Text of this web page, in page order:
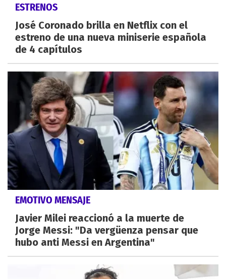
ESTRENOS
José Coronado brilla en Netflix con el
estreno de una nueva miniserie española
de 4 capítulos
EMOTIVO MENSAJE
Javier Milei reaccionó a la muerte de
Jorge Messi: "Da vergüenza pensar que
hubo anti Messi en Argentina"